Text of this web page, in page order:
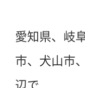
愛知県、岐
市、犬山市
辺で